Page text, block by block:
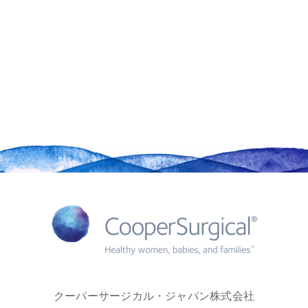
クーパーサージカル・ジャパン株式会社